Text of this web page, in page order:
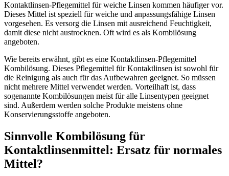
Kontaktlinsen-Pflegemittel für weiche Linsen kommen häufiger vor.
Dieses Mittel ist speziell für weiche und anpassungsfähige Linsen
vorgesehen. Es versorg die Linsen mit ausreichend Feuchtigkeit,
damit diese nicht austrocknen. Oft wird es als Kombilösung
angeboten.
Wie bereits erwähnt, gibt es eine Kontaktlinsen-Pflegemittel
Kombilösung. Dieses Pflegemittel für Kontaktlinsen ist sowohl für
die Reinigung als auch für das Aufbewahren geeignet. So müssen
nicht mehrere Mittel verwendet werden. Vorteilhaft ist, dass
sogenannte Kombilösungen meist für alle Linsentypen geeignet
sind. Außerdem werden solche Produkte meistens ohne
Konservierungsstoffe angeboten.
Sinnvolle Kombilösung für
Kontaktlinsenmittel: Ersatz für normales
Mittel?